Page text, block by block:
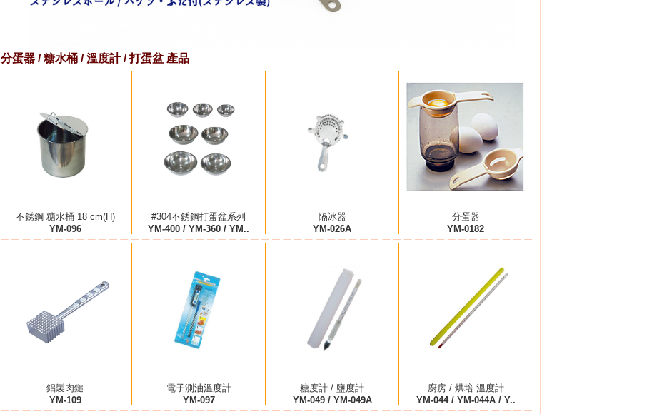
分蛋器 / 糖水桶 / 溫度計 / 打蛋盆 產品
不銹鋼 糖水桶 18 cm(H)
YM-096
#304不銹鋼打蛋盆系列
YM-400 / YM-360 / YM..
隔冰器
YM-026A
分蛋器
YM-0182
鋁製肉鎚
YM-109
電子測油溫度計
YM-097
糖度計 / 鹽度計
YM-049 / YM-049A
廚房 / 烘培 溫度計
YM-044 / YM-044A / Y..